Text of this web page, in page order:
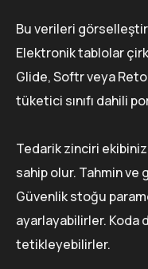
Bu verileri
Elektronik tablolar
Glide, Softr veya
tüketici sınıfı dahili
Tedarik zinciri
sahip olur. Tahmin
Güvenlik stoğu
ayarlayabilirler. Koda
tetikleyebilirler.